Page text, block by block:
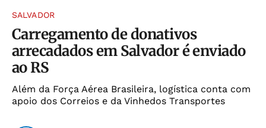
SALVADOR
Carregamento de donativos
arrecadados em Salvador é enviado
ao RS
Além da Força Aérea Brasileira, logística conta com
apoio dos Correios e da Vinhedos Transportes